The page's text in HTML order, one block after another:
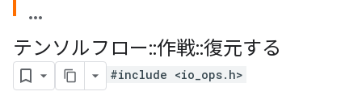
テンソルフロー::作戦::復元する
#include <io_ops.h>